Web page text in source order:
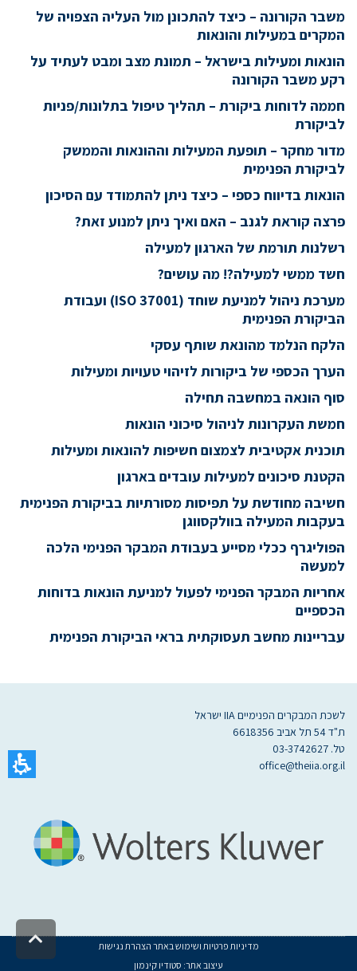
משבר הקורונה – כיצד להתכונן מול העליה הצפויה של
המקרים במעילות והונאות
הונאות ומעילות בישראל – תמונת מצב ומבט לעתיד על
רקע משבר הקורונה
חממה לדוחות ביקורת – תהליך טיפול בתלונות/פניות
לביקורת
מדור מחקר – תופעת המעילות וההונאות והממשק
לביקורת הפנימית
הונאות בדיווח כספי – כיצד ניתן להתמודד עם הסיכון
פרצה קוראת לגנב – האם ואיך ניתן למנוע זאת?
רשלנות תורמת של הארגון למעילה
חשד ממשי למעילה?! מה עושים?
מערכת ניהול למניעת שוחד (ISO 37001) ועבודת
הביקורת הפנימית
הלקח הנלמד מהונאת שותף עסקי
הערך הכספי של ביקורות לזיהוי טעויות ומעילות
סוף הונאה במחשבה תחילה
חמשת העקרונות לניהול סיכוני הונאות
תוכנית אקטיבית לצמצום חשיפות להונאות ומעילות
הקטנת סיכונים למעילות עובדים בארגון
חשיבה מחודשת על תפיסות מסורתיות בביקורת הפנימית
בעקבות המעילה בוולקסווגן
הפוליגרף ככלי מסייע בעבודת המבקר הפנימי הלכה
למעשה
אחריות המבקר הפנימי לפעול למניעת הונאות בדוחות
הכספיים
עבריינות מחשב תעסוקתית בראי הביקורת הפנימית
לשכת המבקרים הפנימיים IIA ישראל
ת"ד 54 תל אביב 6618356
טל. 03-3742627
office@theiia.org.il
מדיניות פרטיות ושימוש באתר הצהרת נגישות
עיצוב אתר: סטודיו קינמון
גלילה